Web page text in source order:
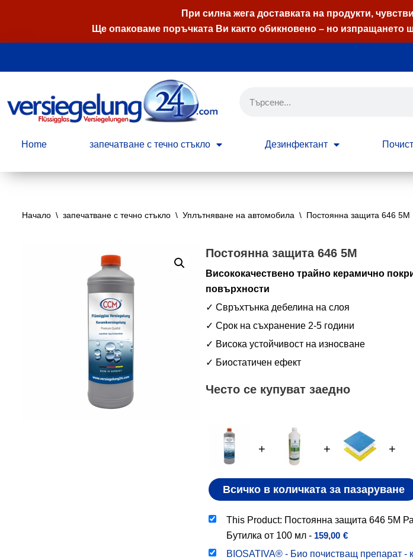
При силна жега доставката на продукти,
Ще опаковаме поръчката Ви както обикновено – но изпращането
Home запечатване с течно стъкло Дезинфектант
Начало \ запечатване с течно стъкло \ Уплътняване на автомобила \ Постоянна защита 646 5M
Постоянна защита 646 5M
Висококачествено трайно керамично
повърхности
✓ Свръхтънка дебелина на слоя
✓ Срок на съхранение 2-5 години
✓ Висока устойчивост на износване
✓ Биостатичен ефект
Често се купуват заедно
+ + +
Всичко в количката за пазаруване
This Product: Постоянна защита 646 5M
Бутилка от 100 мл - 159,00 €
BIOSATIVA® - Био почистващ препарат -